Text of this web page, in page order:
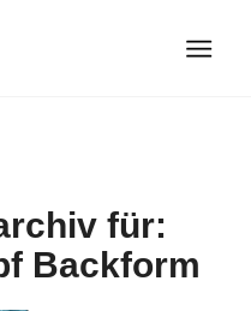
für:
Backform